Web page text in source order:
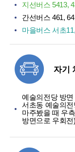
지선버스 5413,
간선버스 461,
마을버스 서초
자기
예술의전당 방면
서초동 예술의
마주봤을 때 우
방면으로 우회전)